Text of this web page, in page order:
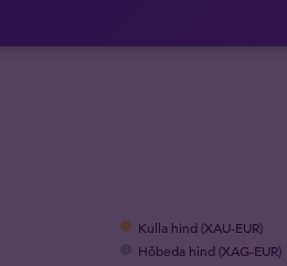
Kulla hind (XAU-EUR)
Hõbeda hind (XAG-EUR)